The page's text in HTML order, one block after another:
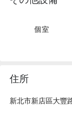
人均消費：均消
【特色水果 / 花香
【李氏米酒炒蛋】
個室
住所
新北市新店區大豐